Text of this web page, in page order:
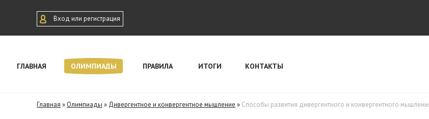
Вход или регистрация
ГЛАВНАЯ ОЛИМПИАДЫ ПРАВИЛА ИТОГИ КОНТАКТЫ
Главная » Олимпиады » Дивергентное и конвергентное мышление » Способы развития дивергентного и конвергентного